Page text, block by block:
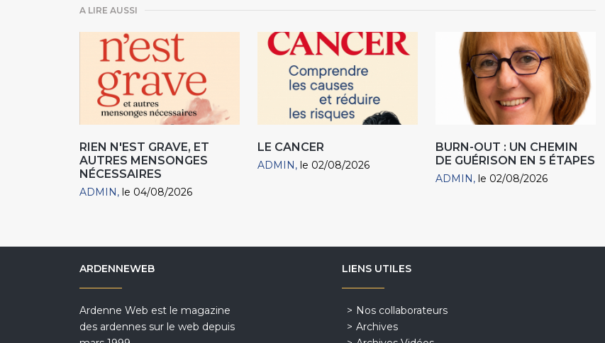
A LIRE AUSSI
RIEN N'EST GRAVE, ET
AUTRES MENSONGES
NÉCESSAIRES
ADMIN le 04/08/2026
LE CANCER
ADMIN le 02/08/2026
BURN-OUT : UN CHEMIN
DE GUÉRISON EN 5 ÉTAPES
ADMIN le 02/08/2026
ARDENNEWEB
Ardenne Web est le magazine
des ardennes sur le web depuis
LIENS UTILES
Nos collaborateurs
Archives